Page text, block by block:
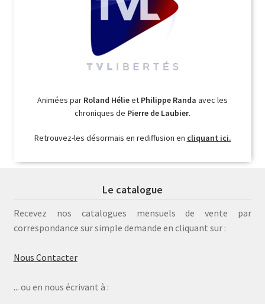
Animées par Roland Hélieet Philippe Randa avec les
chroniques de Pierre de Laubier.
Retrouvez-les désormais en rediffusion en cliquant ici.
Le catalogue
Recevez nos catalogues mensuels de vente par
correspondance sur simple demande en cliquant sur :
Nous Contacter
... ou en nous écrivant à :